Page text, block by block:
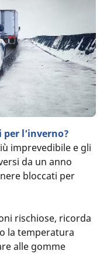
l’inverno?
imprevedibile e gli
da un anno
bloccati per
rischiose, ricorda
la temperatura
alle gomme